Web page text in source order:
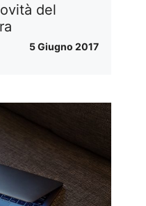
del
5 Giugno 2017